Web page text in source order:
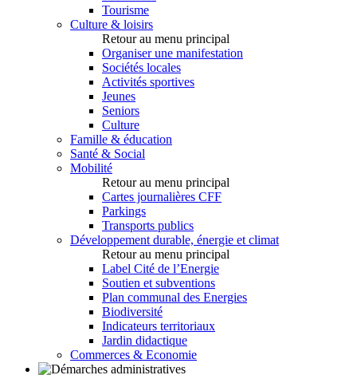
Tourisme
Culture & loisirs
Retour au menu principal
Organiser une manifestation
Sociétés locales
Activités sportives
Jeunes
Seniors
Culture
Famille & éducation
Santé & Social
Mobilité
Retour au menu principal
Cartes journalières CFF
Parkings
Transports publics
Développement durable, énergie et climat
Retour au menu principal
Label Cité de l’Energie
Soutien et subventions
Plan communal des Energies
Biodiversité
Indicateurs territoriaux
Jardin didactique
Commerces & Economie